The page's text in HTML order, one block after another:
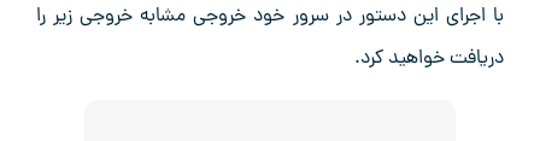
با اجرای این دستور در سرور خود خروجی مشابه خروجی زیر را
دریافت خواهید کرد.